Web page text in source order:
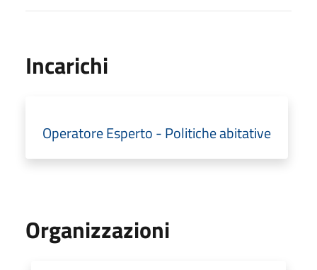
Incarichi
Operatore Esperto - Politiche abitative
Organizzazioni